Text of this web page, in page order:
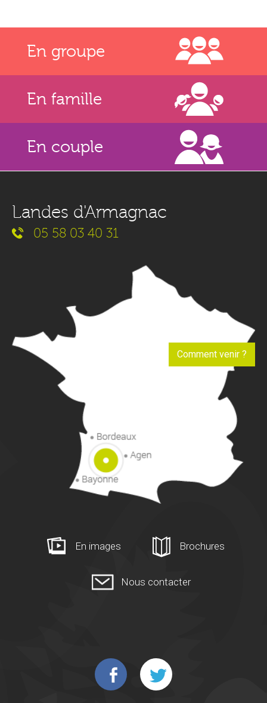
En groupe
En famille
En couple
Landes d'Armagnac
05 58 03 40 31
Comment venir ?
En images Brochures
Nous contacter